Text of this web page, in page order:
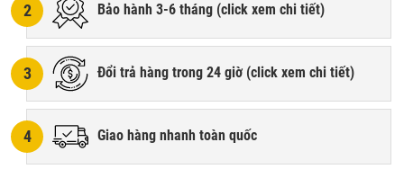
2 Bảo hành 3-6 tháng (click xem chi tiết)
3 Đổi trả hàng trong 24 giờ (click xem chi tiết)
4 Giao hàng nhanh toàn quốc